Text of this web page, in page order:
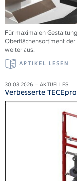
Für maximalen
Oberflächensortiment
weiter aus.
ARTIKEL LESEN
30.03.2026 – AKTUELLES
Verbesserte